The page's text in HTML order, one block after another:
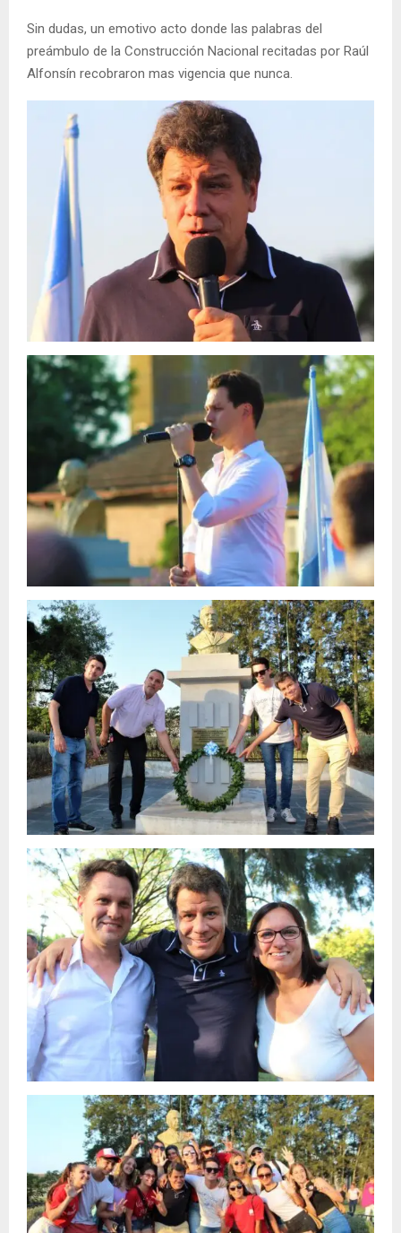
Sin dudas, un emotivo acto donde las palabras del
preámbulo de la Construcción Nacional recitadas por Raúl
Alfonsín recobraron mas vigencia que nunca.